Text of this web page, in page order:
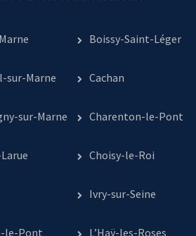
Boissy-Saint-Léger
sur-Marne Cachan
sur-Marne Charenton-le-Pont
Choisy-le-Roi
Ivry-sur-Seine
le-Pont L’Haÿ-les-Roses